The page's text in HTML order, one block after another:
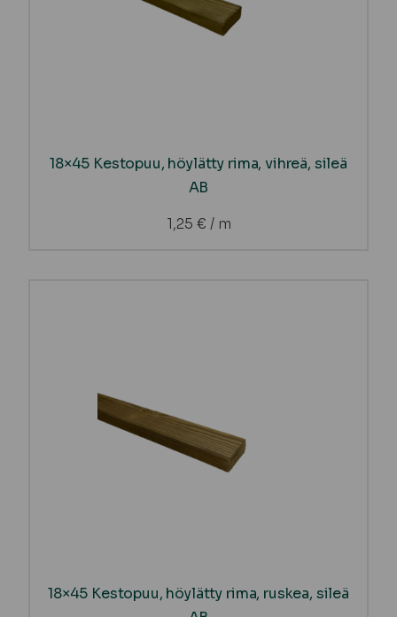
18×45 Kestopuu, höylätty rima, vihreä, sileä
AB
1,25 € / m
18×45 Kestopuu, höylätty rima, ruskea, sileä